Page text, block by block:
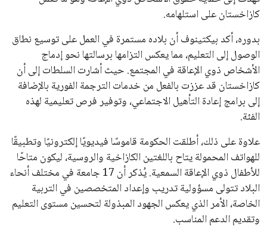
كازاخستان على استلهامه.
بدوره، أكد بيكتينوف أن بلاده مستمرة في العمل على توسيع نطاق
الوصول إلى التعليم، مما يعكس التزامها برسالتها نحو إدماج
الأشخاص ذوي الإعاقة في المجتمع. حيث أشارت السلطات إلى أن
كازاخستان قد عززت بالفعل من خدمات الترجمة الفورية بالإضافة
إلى برامج إعادة التأهيل الاجتماعي، وتوفير فرص تعليمية لهذه
الفئة.
علاوة على ذلك، أطلقت الحكومة قاموسًا فيديويًا إلكترونيًا وتطبيقًا
للهواتف المحمولة يتاح باللغتين الكازاخية والروسية، ليكون متاحًا
للأطفال ذوي الإعاقة السمعية. يُذكر أن 17 جامعة في مختلف أنحاء
البلاد تتولى مسؤولية تدريب وإعداد المتخصصين في التربية
الخاصة، الأمر الذي يعكس الجهود المبذولة لتحسين مستوى التعليم
وتقديم الدعم المناسب.